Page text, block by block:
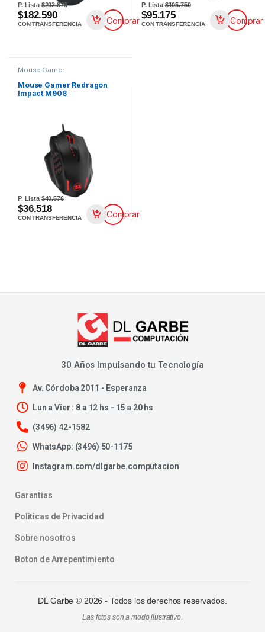
P. Lista$202.878
$182.590
CON TRANSFERENCIA Comprar
P. Lista$105.750
$95.175
CON TRANSFERENCIA Comprar
Mouse Gamer
Mouse Gamer Redragon
Impact M908
P. Lista$40.576
$36.518
CON TRANSFERENCIA Comprar
30 Años Impulsando tu Tecnología
Av. Córdoba 2011 - Esperanza
Lun a Vier : 8 a 12 hs - 15 a 20 hs
(3496) 42-1582
WhatsApp: (3496) 50-1175
Instagram.com/dlgarbe.computacion
Garantias
Politicas de Privacidad
Sobre nosotros
Boton de Arrepentimiento
DL Garbe © 2026 - Todos los derechos reservados.
Las fotos son a modo ilustrativo.